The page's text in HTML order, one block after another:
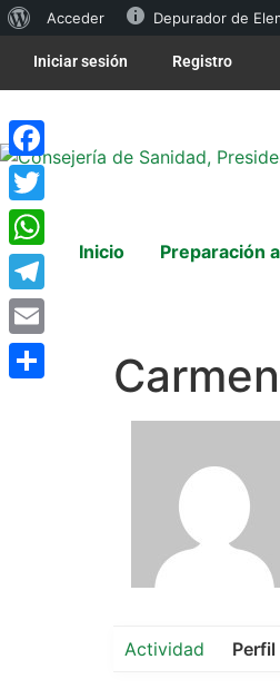
Acceder Depurador de
Iniciar sesión Registro
Inicio Preparación
Actividad Perfil
Facebook
Twitter
WhatsApp
Telegram
Email